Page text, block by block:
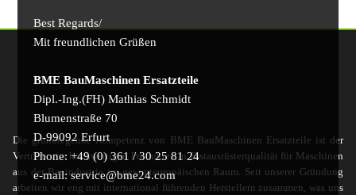
Best Regards/
Mit freundlichen Grüßen
BME BauMaschinen Ersatzteile
Dipl.-Ing.(FH) Mathias Schmidt
Blumenstraße 70
D-99092 Erfurt
Phone: +49 (0) 361 / 30 25 81 24
e-mail: service@bme24.com
Die grundlegende Kompetenz von BME BauMaschinen Ersatzteile ist der
Vertrieb von hochwertigen Produkten in Erstausrüsterqualität für Maschinen
aus der Bauindustrie im gesamteuropäischen Raum. Seit unserer Gründung
arbeiten wir eng mit international führenden Herstellern zusammen, was uns